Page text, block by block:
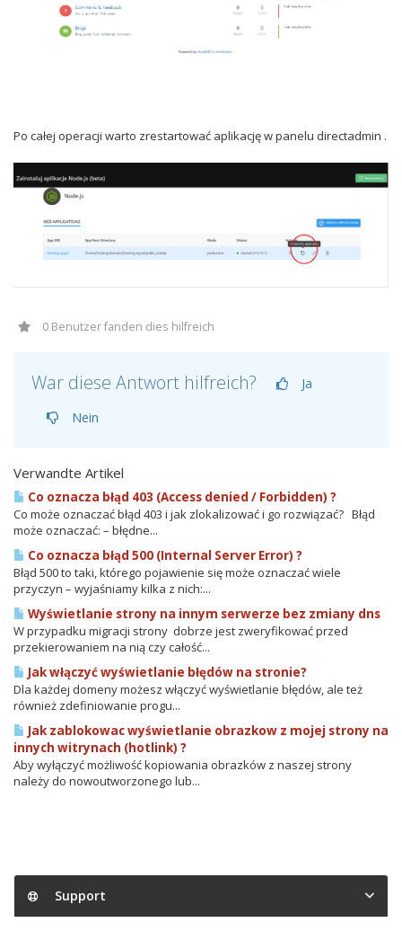
Po całej operacji warto zrestartować aplikację w panelu directadmin .
0 Benutzer fanden dies hilfreich
War diese Antwort hilfreich?
Ja
Nein
Verwandte Artikel
Co oznacza błąd 403 (Access denied / Forbidden) ?
Co może oznaczać błąd 403 i jak zlokalizować i go rozwiązać? Błąd
może oznaczać: – błędne...
Co oznacza błąd 500 (Internal Server Error) ?
Błąd 500 to taki, którego pojawienie się może oznaczać wiele
przyczyn – wyjaśniamy kilka z nich:...
Wyświetlanie strony na innym serwerze bez zmiany dns
W przypadku migracji strony dobrze jest zweryfikować przed
przekierowaniem na nią czy całość...
Jak włączyć wyświetlanie błędów na stronie?
Dla każdej domeny możesz włączyć wyświetlanie błędów, ale też
również zdefiniowanie progu...
Jak zablokowac wyświetlanie obrazkow z mojej strony na
innych witrynach (hotlink) ?
Aby wyłączyć możliwość kopiowania obrazków z naszej strony
należy do nowoutworzonego lub...
Support